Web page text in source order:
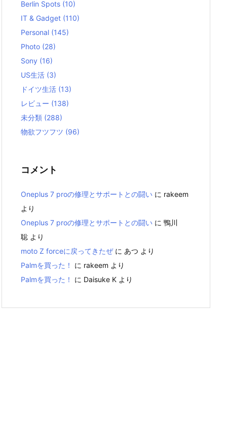
Berlin Spots (10)
IT & Gadget (110)
Personal (145)
Photo (28)
Sony (16)
US生活 (3)
ドイツ生活 (13)
レビュー (138)
未分類 (288)
物欲フツフツ (96)
コメント
Oneplus 7 proの修理とサポートとの闘い に rakeem
より
Oneplus 7 proの修理とサポートとの闘い に 鴨川
聡 より
moto Z forceに戻ってきたぜに あつ より
Palmを買った！
に rakeem より
Palmを買った！
に Daisuke K より